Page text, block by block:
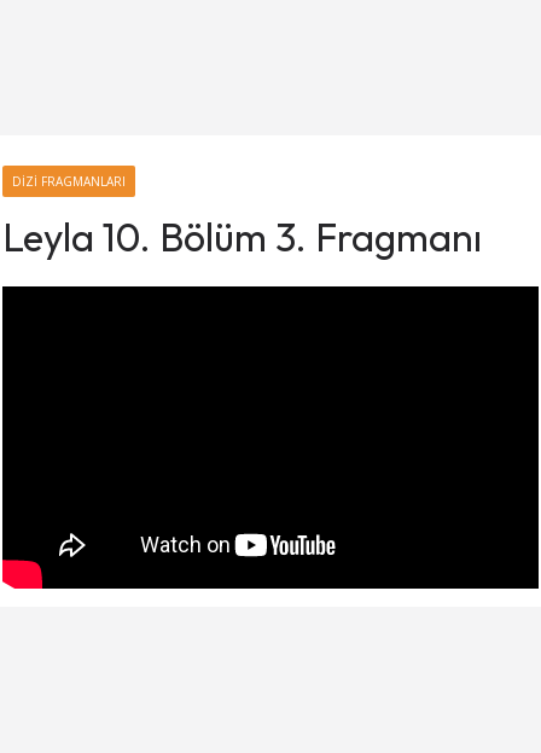
DIZI FRAGMANLARI
Leyla 10. Bölüm 3. Fragmanı